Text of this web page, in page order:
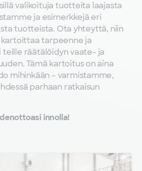
valikoituja tuotteita laajasta
ja esimerkkejä eri
tuotteista. Ota yhteyttä, niin
tarpeenne ja
teille räätälöidyn vaate- ja
Tämä kartoitus on aina
mihinkään – varmistamme,
parhaan ratkaisun
innolla!